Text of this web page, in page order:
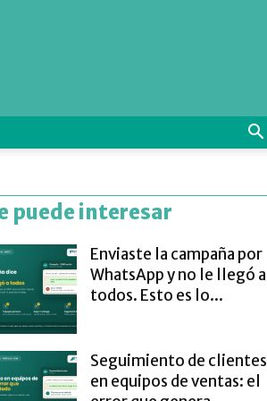
puede interesar
Enviaste la campaña por
WhatsApp y no le llegó a
todos. Esto es lo...
Seguimiento de clientes
en equipos de ventas: el